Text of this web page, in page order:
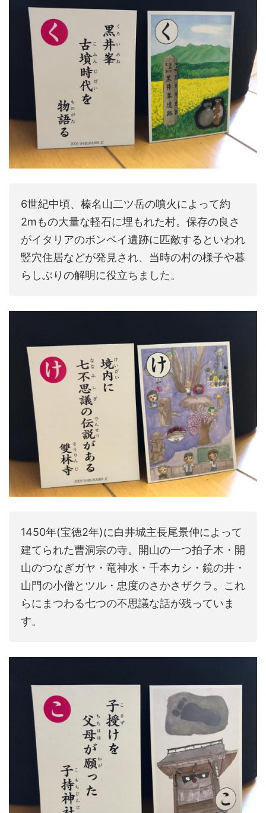
6世紀中頃、榛名山二ツ岳の噴火によって約
2mもの大量な軽石に埋もれた村。保存の良さ
がイタリアのボンペイ遺跡に匹敵するといわれ
竪穴住居などが発見され、当時の村の様子や暮
らしぶりの解明に役立ちました。
1450年(宝徳2年)に白井城主長尾景仲によって
建てられた曹洞宗の寺。開山の一つ拍子木・開
山のつなぎガヤ・竜神水・千本カシ・鏡の井・
山門の小僧とツル・忠度のさかさザクラ。これ
らにまつわる七つの不思議な話が残っていま
す。